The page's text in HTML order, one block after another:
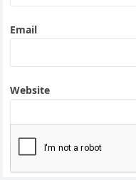
Email
Website